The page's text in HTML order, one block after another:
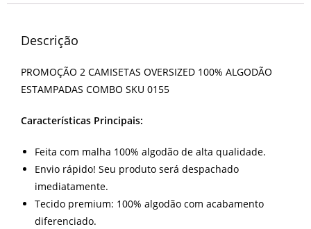
Descrição
PROMOÇÃO 2 CAMISETAS OVERSIZED 100% ALGODÃO
ESTAMPADAS COMBO SKU 0155
Características Principais:
Feita com malha 100% algodão de alta qualidade.
Envio rápido! Seu produto será despachado
imediatamente.
Tecido premium: 100% algodão com acabamento
diferenciado.